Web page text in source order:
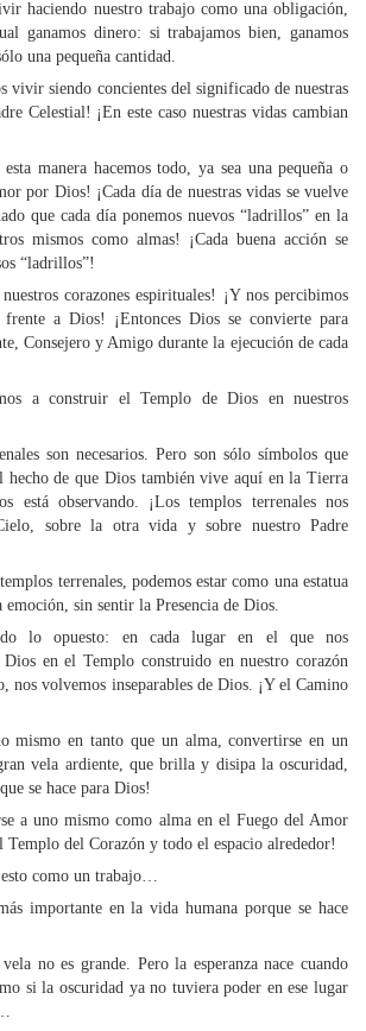
haciendo nuestro trabajo como una obligación,
ganamos dinero: si trabajamos bien, ganamos
una pequeña cantidad.
vivir siendo concientes del significado de nuestras
Celestial! ¡En este caso nuestras vidas cambian
manera hacemos todo, ya sea una pequeña o
por Dios! ¡Cada día de nuestras vidas se vuelve
que cada día ponemos nuevos “ladrillos” en la
mismos como almas! ¡Cada buena acción se
“ladrillos”!
corazones espirituales! ¡Y nos percibimos
a Dios! ¡Entonces Dios se convierte para
Consejero y Amigo durante la ejecución de cada
a construir el Templo de Dios en nuestros
son necesarios. Pero son sólo símbolos que
hecho de que Dios también vive aquí en la Tierra
está observando. ¡Los templos terrenales nos
sobre la otra vida y sobre nuestro Padre
terrenales, podemos estar como una estatua
emoción, sin sentir la Presencia de Dios.
lo opuesto: en cada lugar en el que nos
Dios en el Templo construido en nuestro corazón
nos volvemos inseparables de Dios. ¡Y el Camino
mismo en tanto que un alma, convertirse en un
vela ardiente, que brilla y disipa la oscuridad,
se hace para Dios!
a uno mismo como alma en el Fuego del Amor
del Corazón y todo el espacio alrededor!
como un trabajo…
importante en la vida humana porque se hace
no es grande. Pero la esperanza nace cuando
si la oscuridad ya no tuviera poder en ese lugar